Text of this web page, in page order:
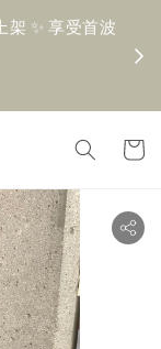
✨ 享受首波